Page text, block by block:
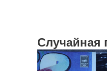
Случайная